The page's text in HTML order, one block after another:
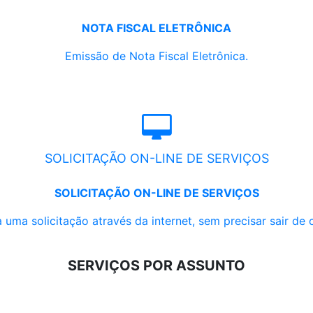
NOTA FISCAL ELETRÔNICA
Emissão de Nota Fiscal Eletrônica.
SOLICITAÇÃO ON-LINE DE SERVIÇOS
SOLICITAÇÃO ON-LINE DE SERVIÇOS
uma solicitação através da internet, sem precisar sair de
SERVIÇOS POR ASSUNTO